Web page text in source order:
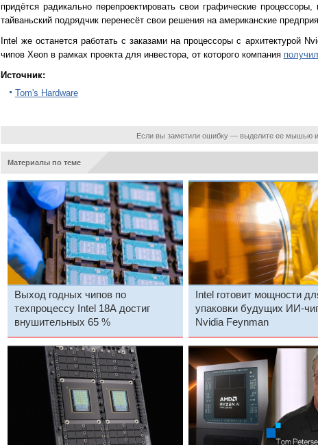
придётся радикально перепроектировать свои графические
тайваньский подрядчик перенесёт свои решения на американские
Intel же останется работать с заказами на процессоры с архитектурой
чипов Xeon в рамках проекта для инвестора, от которого компания
Источник:
Tom's Hardware
Если вы заметили ошибку — выделите ее мышью и
Материалы по теме
Выход годных чипов по
техпроцессу Intel 18A достиг
внушительных 65 %
Intel готовит мощности
упаковки будущих ИИ-
Nvidia Feynman